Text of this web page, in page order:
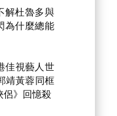
解杜魯多與
為什麼總能
佳視藝人世
靖黃蓉同框
侶》回憶殺